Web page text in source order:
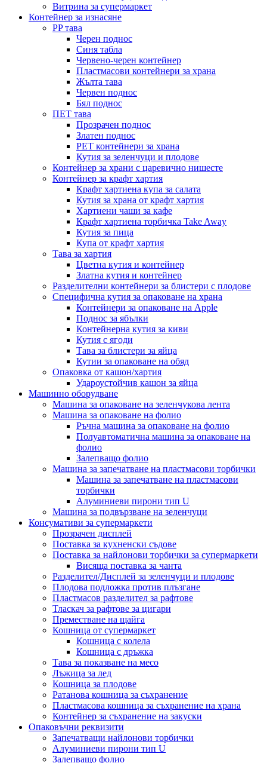
Витрина за супермаркет
Контейнер за изнасяне
PP тава
Черен поднос
Синя табла
Червено-черен контейнер
Пластмасови контейнери за храна
Жълта тава
Червен поднос
Бял поднос
ПЕТ тава
Прозрачен поднос
Златен поднос
PET контейнери за храна
Кутия за зеленчуци и плодове
Контейнер за храни с царевично нишесте
Контейнер за крафт хартия
Крафт хартиена купа за салата
Кутия за храна от крафт хартия
Хартиени чаши за кафе
Крафт хартиена торбичка Take Away
Кутия за пица
Купа от крафт хартия
Тава за хартия
Цветна кутия и контейнер
Златна кутия и контейнер
Разделителни контейнери за блистери с плодове
Специфична кутия за опаковане на храна
Контейнери за опаковане на Apple
Поднос за ябълки
Контейнерна кутия за киви
Кутия с ягоди
Тава за блистери за яйца
Кутии за опаковане на обяд
Опаковка от кашон/хартия
Удароустойчив кашон за яйца
Машинно оборудване
Машина за опаковане на зеленчукова лента
Машина за опаковане на фолио
Ръчна машина за опаковане на фолио
Полуавтоматична машина за опаковане на
фолио
Залепващо фолио
Машина за запечатване на пластмасови торбички
Машина за запечатване на пластмасови
торбички
Алуминиеви пирони тип U
Машина за подвързване на зеленчуци
Консумативи за супермаркети
Прозрачен дисплей
Поставка за кухненски съдове
Поставка за найлонови торбички за супермаркети
Висяща поставка за чанта
Разделител/Дисплей за зеленчуци и плодове
Плодова подложка против плъзгане
Пластмасов разделител за рафтове
Тласкач за рафтове за цигари
Преместване на щайга
Кошница от супермаркет
Кошница с колела
Кошница с дръжка
Тава за показване на месо
Лъжица за лед
Кошница за плодове
Ратанова кошница за съхранение
Пластмасова кошница за съхранение на храна
Контейнер за съхранение на закуски
Опаковъчни реквизити
Запечатващи найлонови торбички
Алуминиеви пирони тип U
Залепващо фолио